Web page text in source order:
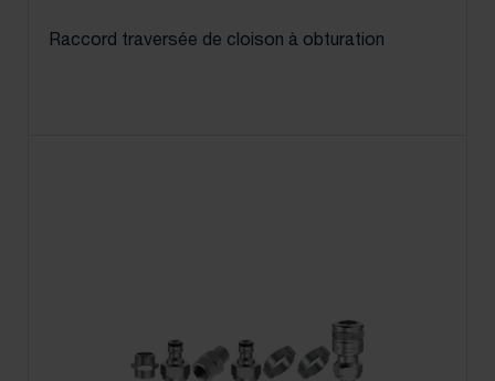
Raccord traversée de cloison à obturation